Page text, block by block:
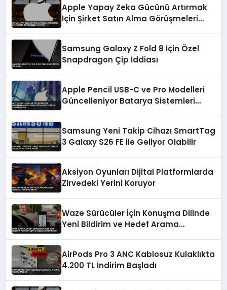
Apple Yapay Zeka Gücünü Artırmak
İçin Şirket Satın Alma Görüşmeleri
Samsung Galaxy Z Fold 8 İçin Özel
Snapdragon Çip İddiası
Apple Pencil USB-C ve Pro Modelleri
Güncelleniyor Batarya Sistemleri
Samsung Yeni Takip Cihazı SmartTag
3 Galaxy S26 FE ile Geliyor Olabilir
Aksiyon Oyunları Dijital Platformlarda
Zirvedeki Yerini Koruyor
Waze Sürücüler İçin Konuşma Dilinde
Yeni Bildirim ve Hedef Arama
AirPods Pro 3 ANC Kablosuz Kulaklıkta
4.200 TL İndirim Başladı